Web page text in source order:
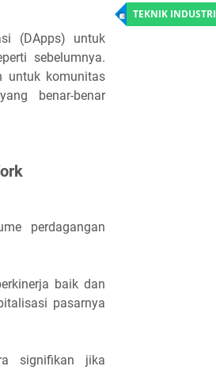
(DApps) untuk
sebelumnya.
untuk komunitas
benar-benar
perdagangan
baik dan
pasarnya
signifikan jika
TEKNIK INDUSTRI